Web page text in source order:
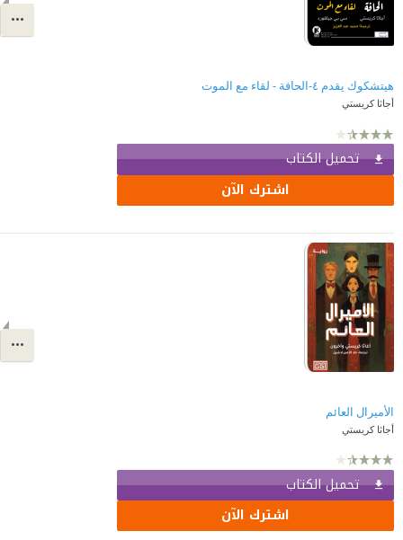
هيتشكوك يقدم ٤-الحافة - لقاء مع الموت
أجاثا كريستي
تحميل الكتاب
اشترك الآن
أجاثا كريستي
تحميل الكتاب
اشترك الآن